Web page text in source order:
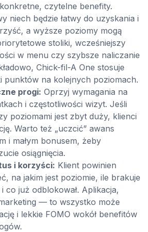
czytelne benefity.
niech będzie łatwy do uzyskania i
a wyższe poziomy mogą
stoliki, wcześniejszy
w menu czy szybsze naliczanie
Chick-fil-A One stosuje
punktów na kolejnych poziomach.
progi: Oprzyj wymagania na
i częstotliwości wizyt. Jeśli
poziomami jest zbyt duży, klienci
Warto też „uczcić” awans
i małym bonusem, żeby
osiągnięcia.
i korzyści: Klient powinien
na jakim jest poziomie, ile brakuje
co już odblokował. Aplikacja,
— to wszystko może
i lekkie FOMO wokół benefitów